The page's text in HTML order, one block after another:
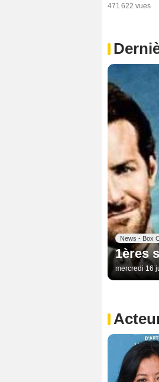
471 622 vues
News - Box
1ères
mercredi 16